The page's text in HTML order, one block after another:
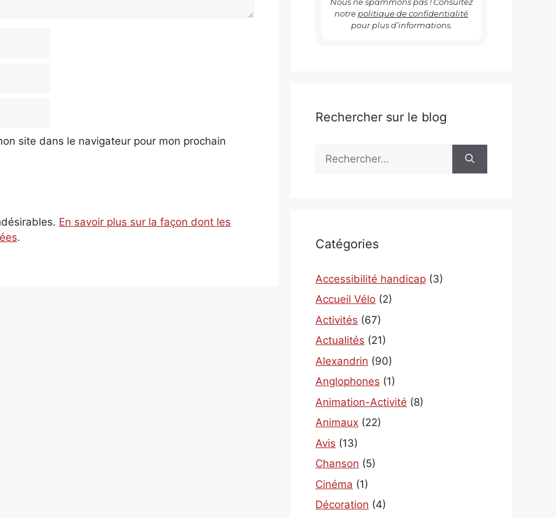
site dans le navigateur pour mon prochain
En savoir plus sur la façon dont les
.
notre politique de confidentialité
pour plus d’informations.
Rechercher sur le blog
Catégories
Accessibilité handicap (3)
Accueil Vélo (2)
Activités (67)
Actualités (21)
Alexandrin (90)
Anglophones (1)
Animation-Activité (8)
Animaux (22)
Avis (13)
Chanson (5)
Cinéma (1)
Décoration (4)